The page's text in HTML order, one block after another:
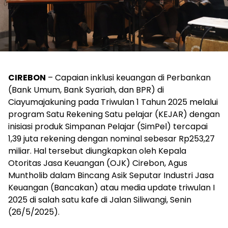
CIREBON – Capaian inklusi keuangan di Perbankan
(Bank Umum, Bank Syariah, dan BPR) di
Ciayumajakuning pada Triwulan 1 Tahun 2025 melalui
program Satu Rekening Satu pelajar (KEJAR) dengan
inisiasi produk Simpanan Pelajar (SimPel) tercapai
1,39 juta rekening dengan nominal sebesar Rp253,27
miliar. Hal tersebut diungkapkan oleh Kepala
Otoritas Jasa Keuangan (OJK) Cirebon, Agus
Muntholib dalam Bincang Asik Seputar Industri Jasa
Keuangan (Bancakan) atau media update triwulan I
2025 di salah satu kafe di Jalan Siliwangi, Senin
(26/5/2025).